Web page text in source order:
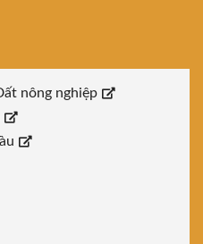
nông nghiệp